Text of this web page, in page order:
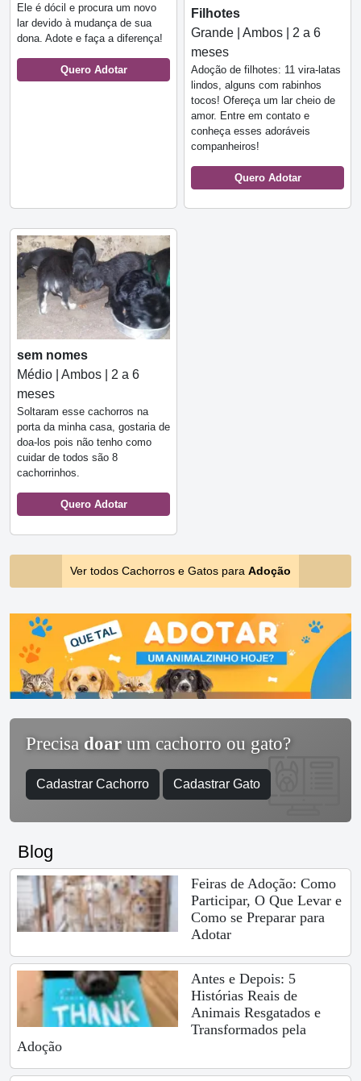
Ele é dócil e procura um novo
lar devido à mudança de sua
dona. Adote e faça a diferença!
Quero Adotar
Filhotes
Grande | Ambos | 2 a 6
meses
Adoção de filhotes: 11 vira-latas
lindos, alguns com rabinhos
tocos! Ofereça um lar cheio de
amor. Entre em contato e
conheça esses adoráveis
companheiros!
Quero Adotar
sem nomes
Médio | Ambos | 2 a 6
meses
Soltaram esse cachorros na
porta da minha casa, gostaria de
doa-los pois não tenho como
cuidar de todos são 8
cachorrinhos.
Quero Adotar
Ver todos Cachorros e Gatos para Adoção
Precisa doar um cachorro ou gato?
Cadastrar Cachorro Cadastrar Gato
Blog
Feiras de Adoção: Como
Participar, O Que Levar e
Como se Preparar para
Adotar
Antes e Depois: 5
Histórias Reais de
Animais Resgatados e
Transformados pela
Adoção